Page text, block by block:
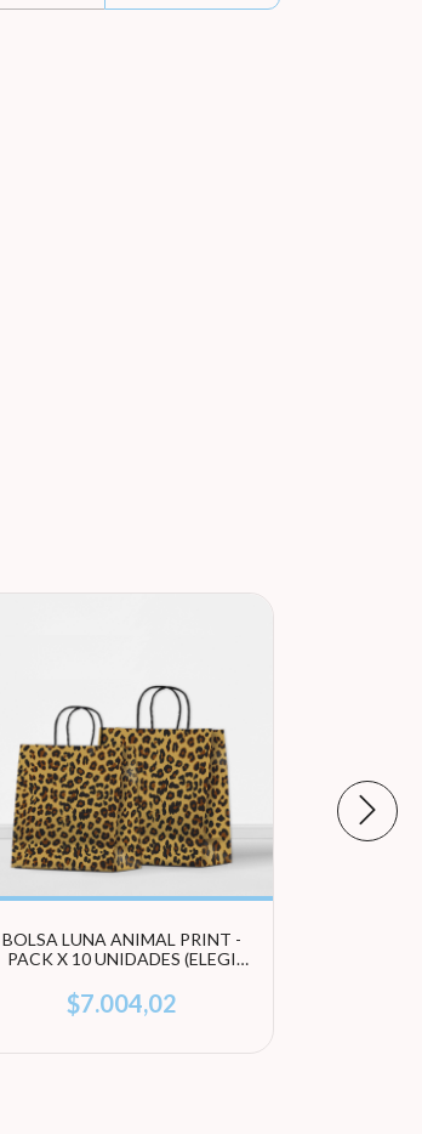
BOLSA LUNA ANIMAL PRINT -
PACK X 10 UNIDADES (ELEGI
$7.004,02